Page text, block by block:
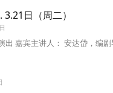
日（周二）
嘉宾主讲人： 安达岱，编